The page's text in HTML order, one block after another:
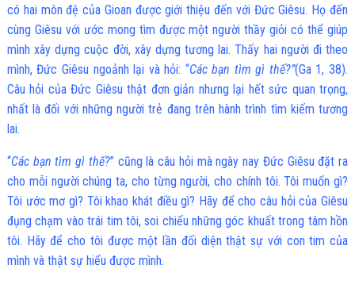
có hai môn đệ của Gioan được giới thiệu đến với Đức Giêsu. Họ đến
cùng Giêsu với ước mong tìm được một người thầy giỏi có thể giúp
mình xây dựng cuộc đời, xây dựng tương lai. Thấy hai người đi theo
mình, Đức Giêsu ngoảnh lại và hỏi: “Các bạn tìm gì thế?”(Ga 1, 38).
Câu hỏi của Đức Giêsu thật đơn giản nhưng lại hết sức quan trọng,
nhất là đối với những người trẻ đang trên hành trình tìm kiếm tương
lai.
“Các bạn tìm gì thế?” cũng là câu hỏi mà ngày nay Đức Giêsu đặt ra
cho mỗi người chúng ta, cho từng người, cho chính tôi. Tôi muốn gì?
Tôi ước mơ gì? Tôi khao khát điều gì? Hãy để cho câu hỏi của Giêsu
đụng chạm vào trái tim tôi, soi chiếu những góc khuất trong tâm hồn
tôi. Hãy để cho tôi được một lần đối diện thật sự với con tim của
mình và thật sự hiểu được mình.